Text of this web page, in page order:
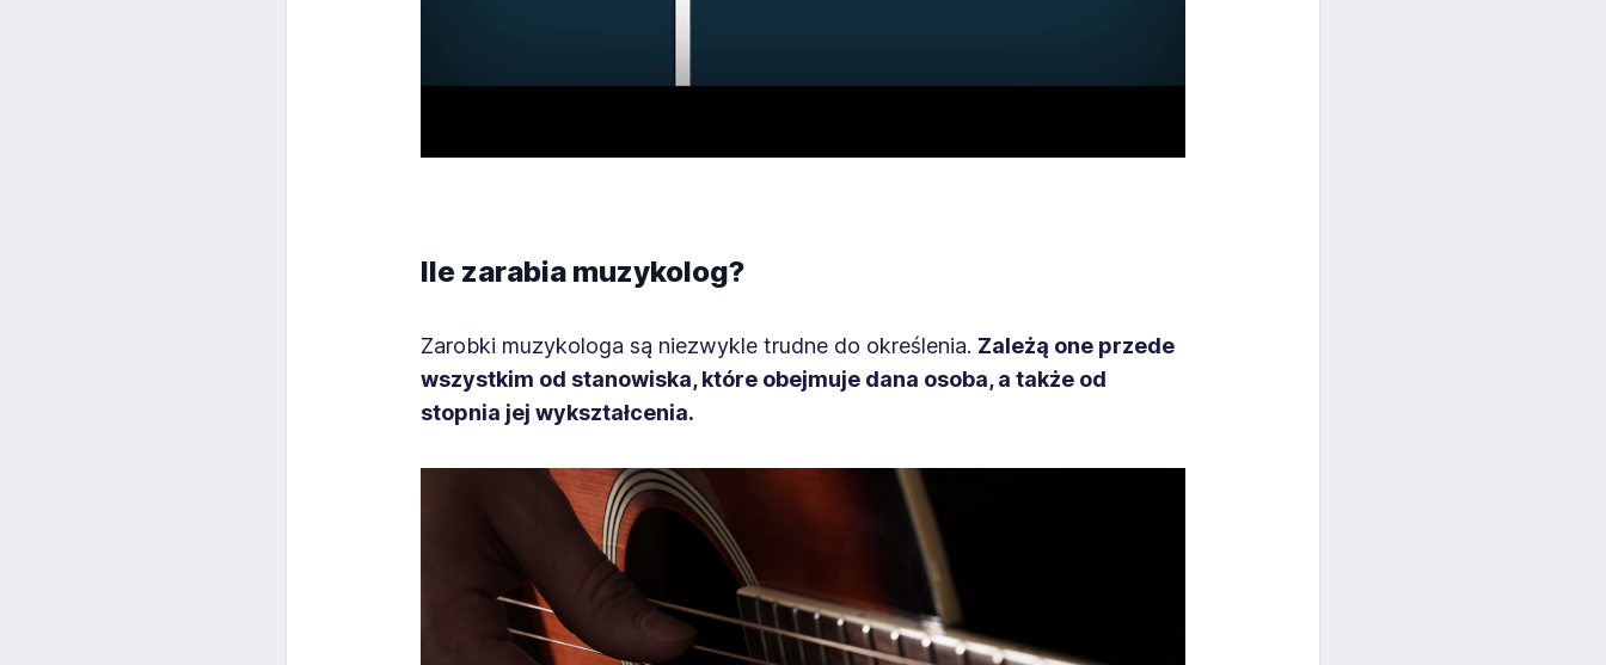
Ile zarabia muzykolog?
Zarobki muzykologa są niezwykle trudne do określenia. Zależą one przede
wszystkim od stanowiska, które obejmuje dana osoba, a także od
stopnia jej wykształcenia.